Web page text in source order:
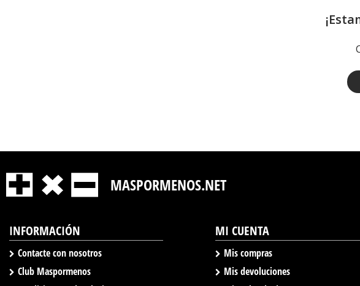
MASPORMENOS.NET
INFORMACIÓN
Contacte con nosotros
Club Maspormenos
MI CUENTA
Mis compras
Mis devoluciones